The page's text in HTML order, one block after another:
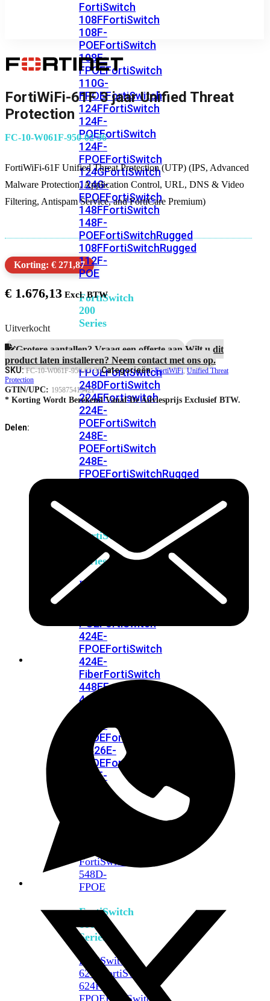
FortiSwitch
108FFortiSwitch
108F-
POEFortiSwitch
108F-
FPOEFortiSwitch
110G-
FPOEFortiSwitch
124FFortiSwitch
124F-
POEFortiSwitch
124F-
FPOEFortiSwitch
124GFortiSwitch
124G-
FPOEFortiSwitch
148FFortiSwitch
148F-
POEFortiSwitchRugged
108FFortiSwitchRugged
112F-
POE
FortiSwitch
200
Series
FortiSwitch
224D-
FPOEFortiSwitch
248DFortiSwitch
224EFortiswitch
224E-
POEFortiSwitch
248E-
POEFortiSwitch
248E-
FPOEFortiSwitchRugged
FortiSwitch
Series
FortiSwitch
POEFortiSwitch
424E-
FPOEFortiSwitch
424E-
FiberFortiSwitch
448EFortiSwitch
448E-
448E-
FPOEFortiSwitch
M426E-
FPOEFortiSwitchRugged
424F-
FortiSwitch
FortiSwitch
548D-
FPOE
FortiSwitch
600
Series
FortiSwitch
624F
FortiSwitch
624F-
FPOEFortiSwitch
FortiWiFi-61F 3 jaar Unified Threat
Protection
FC-10-W061F-950-02-36
FortiWiFi-61F Unified Threat Protection (UTP) (IPS, Advanced
Malware Protection, Application Control, URL, DNS & Video
Filtering, Antispam Service, and FortiCare Premium)
Korting: € 271,87
€ 1.676,13
Uitverkocht
Grotere aantallen? Vraag een offerte aan.Wilt u dit
product laten installeren? Neem contact met ons op.
SKU:FC-10-W061F-950-02-36Categorieën:FortiWiFi,Unified Threat
Protection
GTIN/UPC: 195875415421
* Korting Wordt Berekend Vanaf De Adviesprijs Exclusief BTW.
Delen: